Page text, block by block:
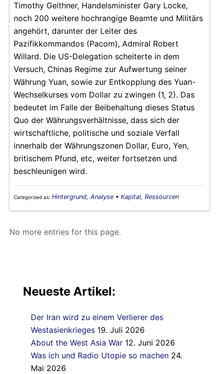
Timothy Geithner, Handelsminister Gary Locke,
noch 200 weitere hochrangige Beamte und Militärs
angehört, darunter der Leiter des
Pazifikkommandos (Pacom), Admiral Robert
Willard. Die US-Delegation scheiterte in dem
Versuch, Chinas Regime zur Aufwertung seiner
Währung Yuan, sowie zur Entkopplung des Yuan-
Wechselkurses vom Dollar zu zwingen (1, 2). Das
bedeutet im Falle der Beibehaltung dieses Status
Quo der Währungsverhältnisse, dass sich der
wirtschaftliche, politische und soziale Verfall
innerhalb der Währungszonen Dollar, Euro, Yen,
britischem Pfund, etc, weiter fortsetzen und
beschleunigen wird.
Categorized as: Hintergrund, Analyse • Kapital, Ressourcen
No more entries for this page.
Neueste Artikel:
Der Iran wird zu einem Verlierer des
Westasienkrieges 19. Juli 2026
About the West Asia War 12. Juni 2026
Was ich und Radio Utopie so machen 24.
Mai 2026